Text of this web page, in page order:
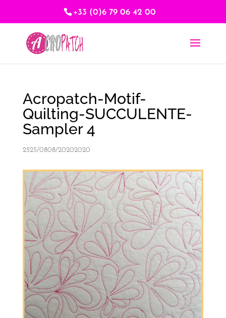
+33 (0)6 79 06 42 00
Acropatch-Motif-
Quilting-SUCCULENTE-
Sampler 4
2525/0808/20202020